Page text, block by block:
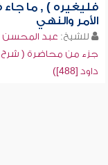
فليغيره ) , ما
الأمر والنهي
للشيخ: عبد المحسن
جزء من محاضرة ( شرح
داود [488])